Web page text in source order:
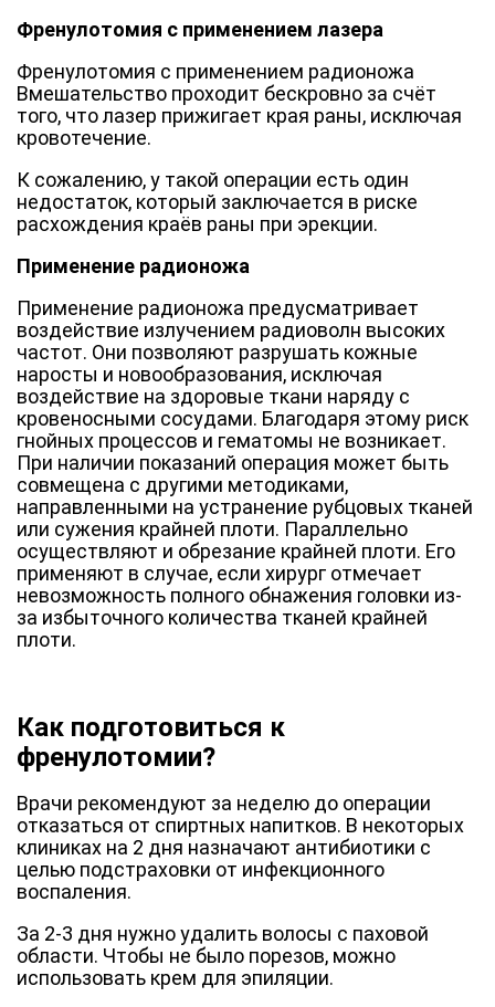
Френулотомия с применением лазера
Френулотомия с применением радионожа
Вмешательство проходит бескровно за счёт
того, что лазер прижигает края раны, исключая
кровотечение.
К сожалению, у такой операции есть один
недостаток, который заключается в риске
расхождения краёв раны при эрекции.
Применение радионожа
Применение радионожа предусматривает
воздействие излучением радиоволн высоких
частот. Они позволяют разрушать кожные
наросты и новообразования, исключая
воздействие на здоровые ткани наряду с
кровеносными сосудами. Благодаря этому риск
гнойных процессов и гематомы не возникает.
При наличии показаний операция может быть
совмещена с другими методиками,
направленными на устранение рубцовых тканей
или сужения крайней плоти. Параллельно
осуществляют и обрезание крайней плоти. Его
применяют в случае, если хирург отмечает
невозможность полного обнажения головки из-
за избыточного количества тканей крайней
плоти.
Как подготовиться к
френулотомии?
Врачи рекомендуют за неделю до операции
отказаться от спиртных напитков. В некоторых
клиниках на 2 дня назначают антибиотики с
целью подстраховки от инфекционного
воспаления.
За 2-3 дня нужно удалить волосы с паховой
области. Чтобы не было порезов, можно
использовать крем для эпиляции.